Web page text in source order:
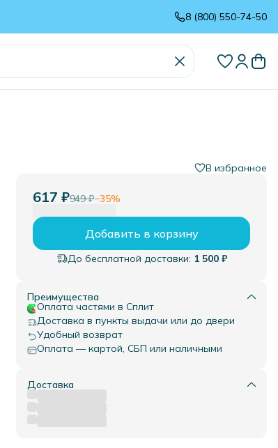
8 (800) 550-74-50
В избранное
617 ₽949 ₽−35%
Добавить в корзину
До бесплатной доставки: 1 500 ₽
Преимущества
Оплата частями в Сплит
Доставка в пункты выдачи или до двери
Удобный возврат
Оплата — картой, СБП или наличными
Доставка